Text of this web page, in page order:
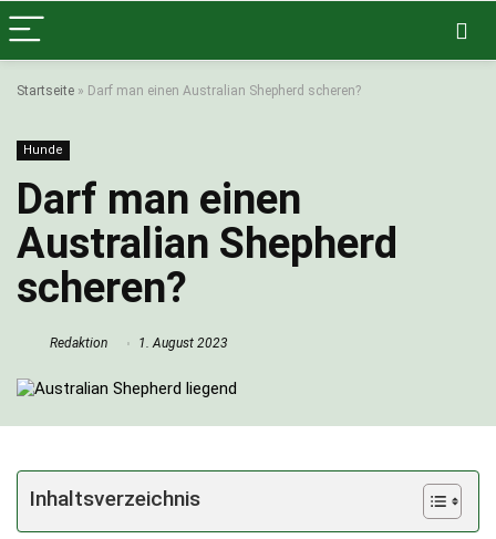
Startseite » Darf man einen Australian Shepherd scheren?
Hunde
Darf man einen
Australian Shepherd
scheren?
Redaktion 1. August 2023
Inhaltsverzeichnis